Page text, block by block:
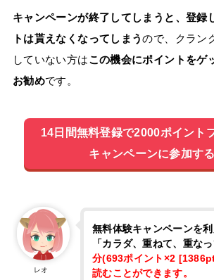
キャンペーンが終了してしまうと、登録
トは貰えなくなってしまうので、クラン
していない方はこの機会にポイントをゲ
お勧めです。
14日間無料登録で2000ポイント
キャンペーンに参加する
レオ
無料体験キャンペーンを
「カラダ、重ねて、重な
分(693ポイント×2
読むことができます。